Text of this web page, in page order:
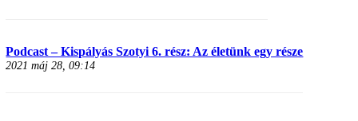
Podcast – Kispályás Szotyi 6. rész: Az életünk egy része
2021 máj 28, 09:14